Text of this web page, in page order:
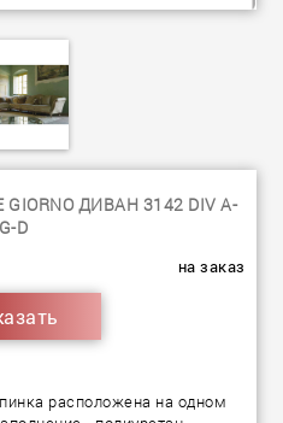
GIORNO ДИВАН 3142 DIV A-
G-D
на заказ
расположена на одном